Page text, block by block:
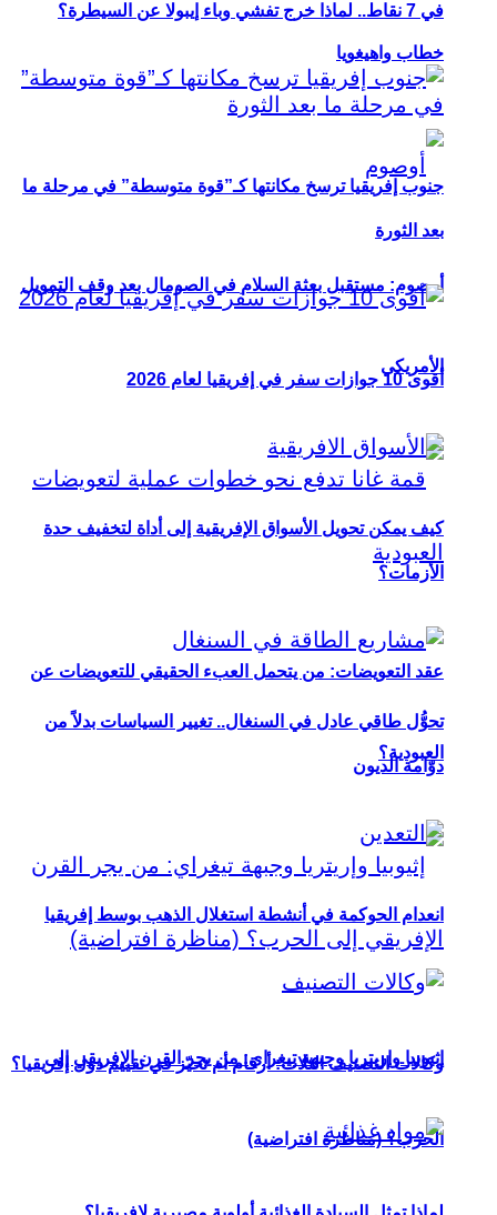
خطاب واهيغويا
أوصوم: مستقبل بعثة السلام في الصومال بعد وقف التمويل
الأمريكي
عقد التعويضات: من يتحمل العبء الحقيقي للتعويضات عن
العبودية؟
إثيوبيا وإريتريا وجبهة تيغراي: من يجر القرن الإفريقي إلى
الحرب؟ (مناظرة افتراضية)
في 7 نقاط.. لماذا خرج تفشي وباء إيبولا عن السيطرة؟
جنوب إفريقيا ترسخ مكانتها كـ”قوة متوسطة” في مرحلة ما
بعد الثورة
أقوى 10 جوازات سفر في إفريقيا لعام 2026
كيف يمكن تحويل الأسواق الإفريقية إلى أداة لتخفيف حدة
الأزمات؟
تحوُّل طاقي عادل في السنغال.. تغيير السياسات بدلاً من
دوّامة الديون
انعدام الحوكمة في أنشطة استغلال الذهب بوسط إفريقيا
وكالات التصنيف الثلاث: أرقام أم تحيّز في تقييم دول إفريقيا؟